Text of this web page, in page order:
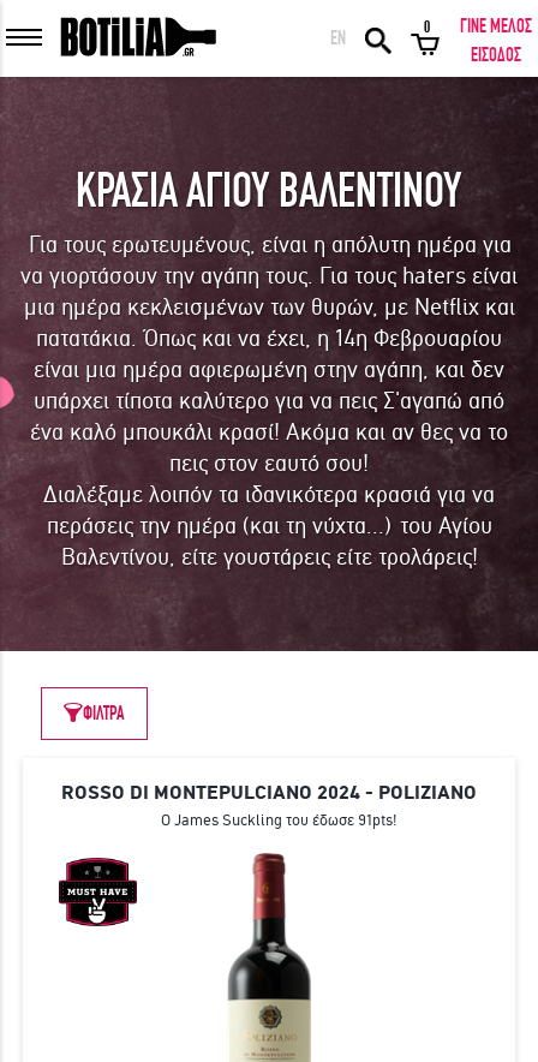
ΕΙΣΟΔΟΣ ΜΕΛΩΝ
Να με θυμάσαι
ΕΙΣΟΔΟΣ Ξέχασα τον κωδικό μου!
ΕΙΣΟΔΟΣ ΜΕ FACEBOOK
ΕΚΠΛΗΚΤΙΚΑ ΚΡΑΣΙΑ ΑΠΟ ΟΛΟ ΤΟΝ ΚΟΣΜΟ ΣΤΗΝ ΠΟΡΤΑ ΣΟΥ ΣΕ
ΜΟΝΑΔΙΚΕΣ ΠΡΟΣΦΟΡΕΣ!
ΓΙΝΕ ΜΕΛΟΣ
EN
0
ΓΙΝΕ ΜΕΛΟΣ
ΕΙΣΟΔΟΣ
ΚΡΑΣΙΑ ΑΓΙΟΥ ΒΑΛΕΝΤΙΝΟΥ
Για τους ερωτευμένους, είναι η απόλυτη ημέρα για
να γιορτάσουν την αγάπη τους. Για τους haters είναι
μια ημέρα κεκλεισμένων των θυρών, με Netflix και
πατατάκια. Όπως και να έχει, η 14η Φεβρουαρίου
είναι μια ημέρα αφιερωμένη στην αγάπη, και δεν
υπάρχει τίποτα καλύτερο για να πεις Σ'αγαπώ από
ένα καλό μπουκάλι κρασί! Ακόμα και αν θες να το
πεις στον εαυτό σου!
Διαλέξαμε λοιπόν τα ιδανικότερα κρασιά για να
περάσεις την ημέρα (και τη νύχτα...) του Αγίου
Βαλεντίνου, είτε γουστάρεις είτε τρολάρεις!
ΦΙΛΤΡΑ
ROSSO DI MONTEPULCIANO 2024 - POLIZIANO
Ο James Suckling του έδωσε 91pts!